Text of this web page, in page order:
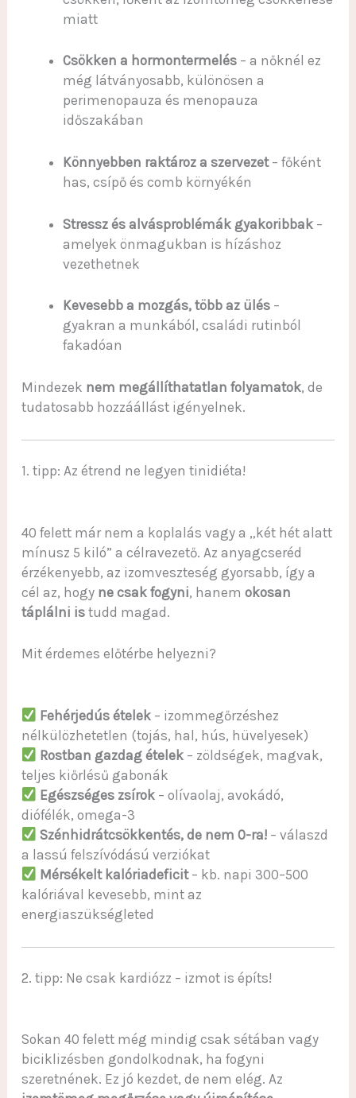
miatt
Csökken a hormontermelés– a nőknél ez
még látványosabb, különösen a
perimenopauza és menopauza
időszakában
Könnyebben raktároz a szervezet– főként
has, csípő és comb környékén
Stressz és alvásproblémák gyakoribbak–
amelyek önmagukban is hízáshoz
vezethetnek
Kevesebb a mozgás, több az ülés–
gyakran a munkából, családi rutinból
fakadóan
Mindezek nem megállíthatatlan folyamatok, de
tudatosabb hozzáállást igényelnek.
1. tipp: Az étrend ne legyen tinidiéta!
40 felett már nem a koplalás vagy a „két hét alatt
mínusz 5 kiló” a célravezető. Az anyagcseréd
érzékenyebb, az izomveszteség gyorsabb, így a
cél az, hogy ne csak fogyni, hanem okosan
táplálni istudd magad.
Mit érdemes előtérbe helyezni?
Fehérjedús ételek – izommegőrzéshez
nélkülözhetetlen (tojás, hal, hús, hüvelyesek)
Rostban gazdag ételek – zöldségek, magvak,
teljes kiőrlésű gabonák
Egészséges zsírok – olívaolaj, avokádó,
diófélék, omega-3
Szénhidrátcsökkentés, de nem 0-ra! – válaszd
a lassú felszívódású verziókat
Mérsékelt kalóriadeficit– kb. napi 300–500
kalóriával kevesebb, mint az
energiaszükségleted
2. tipp: Ne csak kardiózz – izmot is építs!
Sokan 40 felett még mindig csak sétában vagy
biciklizésben gondolkodnak, ha fogyni
szeretnének. Ez jó kezdet, de nem elég. Az